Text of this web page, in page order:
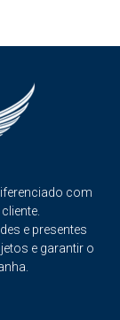
com
e presentes
e garantir o